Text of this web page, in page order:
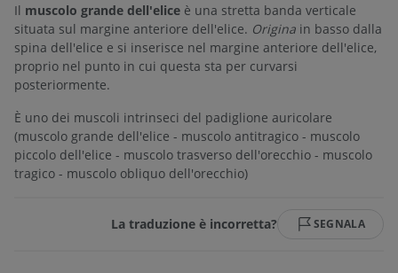
Il muscolo grande dell'elice è una stretta banda verticale
situata sul margine anteriore dell'elice. Origina in basso dalla
spina dell'elice e si inserisce nel margine anteriore dell'elice,
proprio nel punto in cui questa sta per curvarsi
posteriormente.
È uno dei muscoli intrinseci del padiglione auricolare
(muscolo grande dell'elice - muscolo antitragico - muscolo
piccolo dell'elice - muscolo trasverso dell'orecchio - muscolo
tragico - muscolo obliquo dell'orecchio)
La traduzione è incorretta? SEGNALA